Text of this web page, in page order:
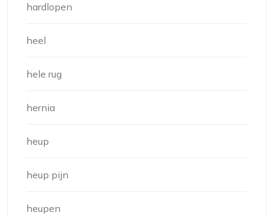
hardlopen
heel
hele rug
hernia
heup
heup pijn
heupen